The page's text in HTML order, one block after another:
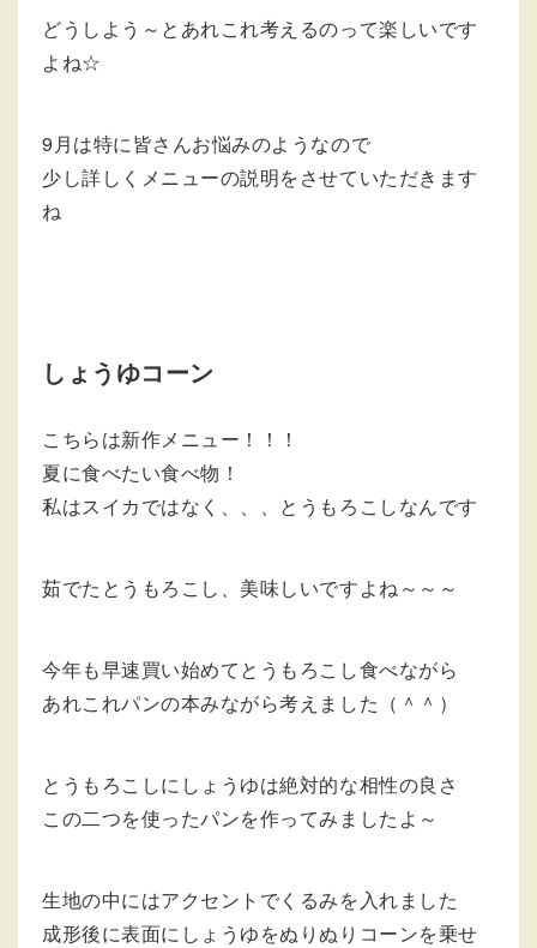
どうしよう～とあれこれ考えるのって楽しいです
よね☆
9月は特に皆さんお悩みのようなので
少し詳しくメニューの説明をさせていただきます
ね
しょうゆコーン
こちらは新作メニュー！！！
夏に食べたい食べ物！
私はスイカではなく、、、とうもろこしなんです
茹でたとうもろこし、美味しいですよね～～～
今年も早速買い始めてとうもろこし食べながら
あれこれパンの本みながら考えました（＾＾）
とうもろこしにしょうゆは絶対的な相性の良さ
この二つを使ったパンを作ってみましたよ～
生地の中にはアクセントでくるみを入れました
成形後に表面にしょうゆをぬりぬりコーンを乗せ